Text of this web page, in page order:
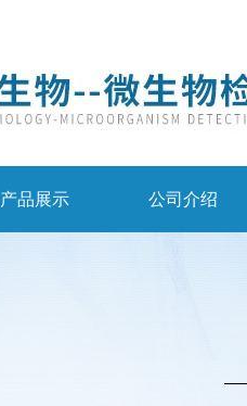
产品展示 公司介绍